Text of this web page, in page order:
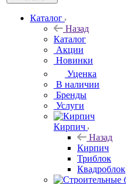
Каталог
Назад
Каталог
Акции
Новинки
Уценка
В наличии
Бренды
Услуги
Кирпич
Назад
Кирпич
Триблок
Квадроблок